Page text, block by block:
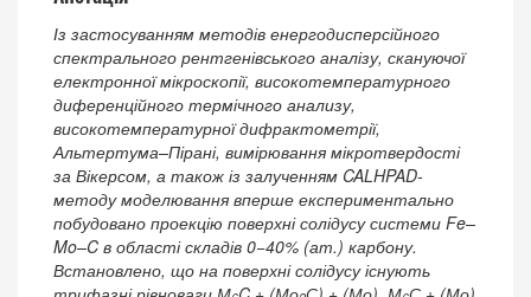
Із застосуванням методів енергодисперсійного
спектрального рентгенівського аналізу, скануючої
електронної мікроскопії, високотемпературного
диференційного термічного анализу,
високотемпературної дифрактометрії,
Альтертума–Пірані, вимірювання мікротвердості
за Вікерсом, а також із залученням CALHPAD-
методу моделювання вперше експериментально
побудовано проекцію поверхні солідусу системи Fe–
Mo–C в області складів 0−40% (ат.) карбону.
Встановлено, що на поверхні солідусу існують